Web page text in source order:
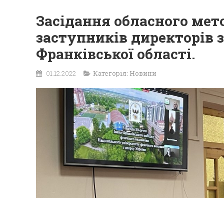
Засідання обласного
заступників директорів
Франківської області.
01.12.2022 Категорія: Новини